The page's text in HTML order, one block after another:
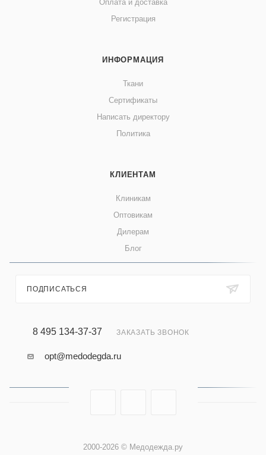
Оплата и доставка
Регистрация
ИНФОРМАЦИЯ
Ткани
Сертификаты
Написать директору
Политика
КЛИЕНТАМ
Клиникам
Оптовикам
Дилерам
Блог
ПОДПИСАТЬСЯ
8 495 134-37-37 ЗАКАЗАТЬ ЗВОНОК
opt@medodegda.ru
2000-2026 © Медодежда.ру